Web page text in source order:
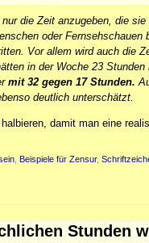
die Zeit anzugeben, die
oder
Vor allem wird auch die
in der Woche 23
mit 32 gegen 17 Stunden.
deutlich unterschätzt.
damit man eine
Beispiele für Zensur,
Stunden